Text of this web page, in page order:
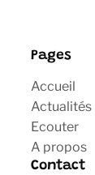
Pages
Accueil
Actualités
Ecouter
A propos
Contact